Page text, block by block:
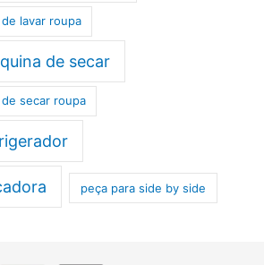
lavar roupa
de secar
secar roupa
peça para side by side